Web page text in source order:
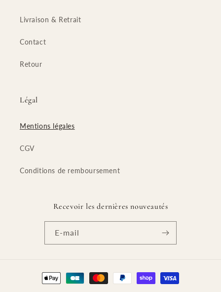
Livraison & Retrait
Contact
Retour
Légal
Mentions légales
CGV
Conditions de remboursement
Recevoir les dernières nouveautés
E-mail
Moyens
de